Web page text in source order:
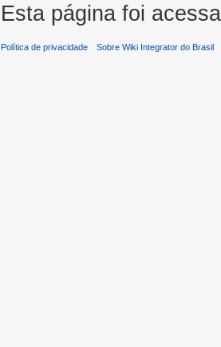
Esta página foi
Política de privacidade Sobre Wiki Integrator do Brasil